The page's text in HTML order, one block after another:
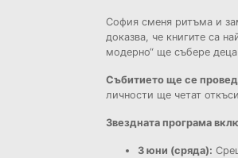
София сменя ритъма и
доказва, че книгите са
модерно“ ще събере
Събитието ще се
личности ще четат
Звездната програма
3 юни (сряда):